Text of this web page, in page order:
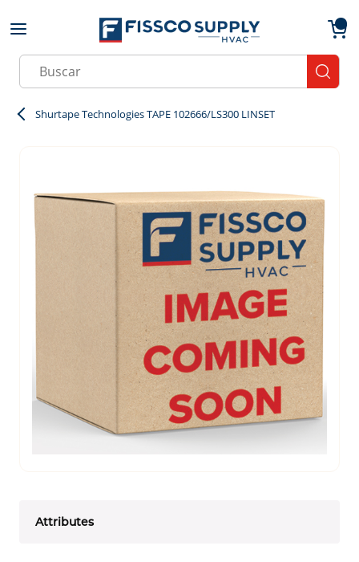
Skip to main content
Site Search
Shurtape Technologies TAPE 102666/LS300 LINSET
Attributes